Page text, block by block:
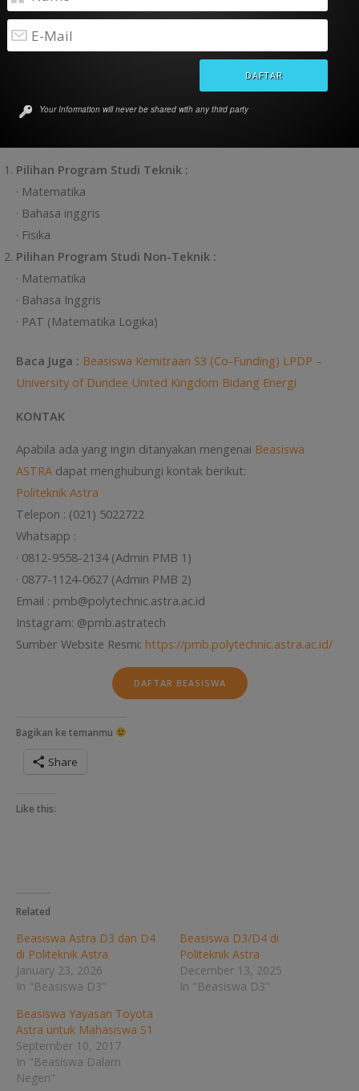
bukti pendaftaran.
Batas waktu pendaftaran Batch 4 sampai dengan
FEBRUARI 2026.
Tes Potensi Akademik dilaksanakan pada tanggal 7 Maret
2026 dilanjutkan pengumuman pada tanggal 13 Maret 2026.
Pilihan Program Studi Teknik :
· Matematika
· Bahasa inggris
· Fisika
Pilihan Program Studi Non-Teknik :
· Matematika
· Bahasa Inggris
· PAT (Matematika Logika)
Baca Juga : Beasiswa Kemitraan S3 (Co-Funding) LPDP –
University of Dundee United Kingdom Bidang Energi
KONTAK
Apabila ada yang ingin ditanyakan mengenai Beasiswa
ASTRA dapat menghubungi kontak berikut:
Politeknik Astra
Telepon : (021) 5022722
Whatsapp :
· 0812-9558-2134 (Admin PMB 1)
· 0877-1124-0627 (Admin PMB 2)
Email : pmb@polytechnic.astra.ac.id
Instagram: @pmb.astratech
Sumber Website Resmi: https://pmb.polytechnic.astra.ac.id/
DAFTAR BEASISWA
Bagikan ke temanmu
Share
Like this:
Related
Beasiswa Astra D3 dan D4
di Politeknik Astra
January 23, 2026
In "Beasiswa D3"
Beasiswa D3/D4 di
Politeknik Astra
December 13, 2025
In "Beasiswa D3"
Beasiswa Yayasan Toyota
Astra untuk Mahasiswa S1
September 10, 2017
In "Beasiswa Dalam
Negeri"
Your Information will never be shared with any third party